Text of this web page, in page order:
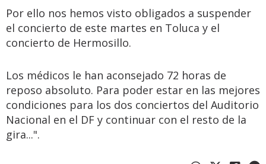
Por ello nos hemos visto obligados a suspender
el concierto de este martes en Toluca y el
concierto de Hermosillo.
Los médicos le han aconsejado 72 horas de
reposo absoluto. Para poder estar en las mejores
condiciones para los dos conciertos del Auditorio
Nacional en el DF y continuar con el resto de la
gira...".